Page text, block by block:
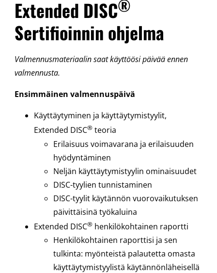
Extended DISC®
Sertifioinnin ohjelma
Valmennusmateriaalin saat käyttöösi päivää ennen
valmennusta.
Ensimmäinen valmennuspäivä
Käyttäytyminen ja käyttäytymistyylit,
Extended DISC® teoria
Erilaisuus voimavarana ja erilaisuuden
hyödyntäminen
Neljän käyttäytymistyylin ominaisuudet
DISC-tyylien tunnistaminen
DISC-tyylit käytännön vuorovaikutuksen
päivittäisinä työkaluina
Extended DISC® henkilökohtainen raportti
Henkilökohtainen raporttisi ja sen
tulkinta: myönteistä palautetta omasta
käyttäytymistyylistä käytännönläheisellä